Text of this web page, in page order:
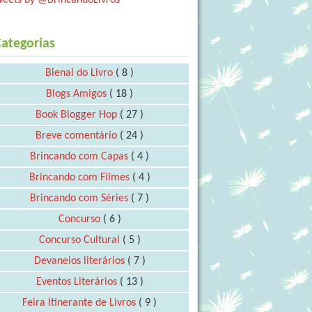
Bienal do Livro ( 8 )
Blogs Amigos ( 18 )
Book Blogger Hop ( 27 )
Breve comentário ( 24 )
Brincando com Capas ( 4 )
Brincando com Filmes ( 4 )
Brincando com Séries ( 7 )
Concurso ( 6 )
Concurso Cultural ( 5 )
Devaneios literários ( 7 )
Eventos Literários ( 13 )
Feira Itinerante de Livros ( 9 )